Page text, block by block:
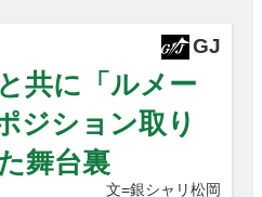
GJ
共に「ルメー
ジション取り
舞台裏
文=銀シャリ松岡